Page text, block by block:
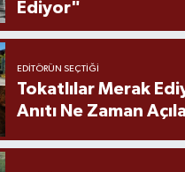
Ediyor"
EDITÖRÜN SEÇTIĞI
Tokatlılar Merak
Anıtı Ne Zaman